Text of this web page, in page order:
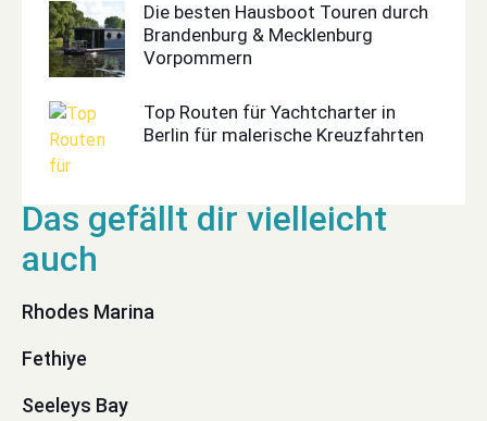
Die besten Hausboot Touren durch
Brandenburg & Mecklenburg
Vorpommern
Top Routen für Yachtcharter in
Berlin für malerische Kreuzfahrten
Rhodes Marina
Fethiye
Seeleys Bay